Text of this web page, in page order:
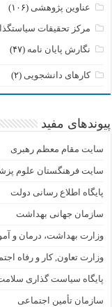
عناوین پژوهشی (۱۰۶)
مرکز تحقیقات
نگارش پایان نامه (۴۷)
کارهای دانشجویی (۲)
پیوندهای مفید
سایت مقام معظم رهبری
سایت فرهنگستان علوم
پایگاه اطلاع رسانی دولت
سازمان جهانی بهداشت
وزارت بهداشت، درمان و
وزارت تعاون, کار و رفاه
پایگاه سیاست گذاری
سازمان تأمین اجتماعی